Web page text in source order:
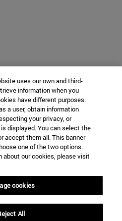
uses our own and third-
information when you
have different purposes.
a user, obtain information
your privacy, or
displayed. You can select the
accept them all. This banner
one of the two options.
about our cookies, please visit
cookies
All